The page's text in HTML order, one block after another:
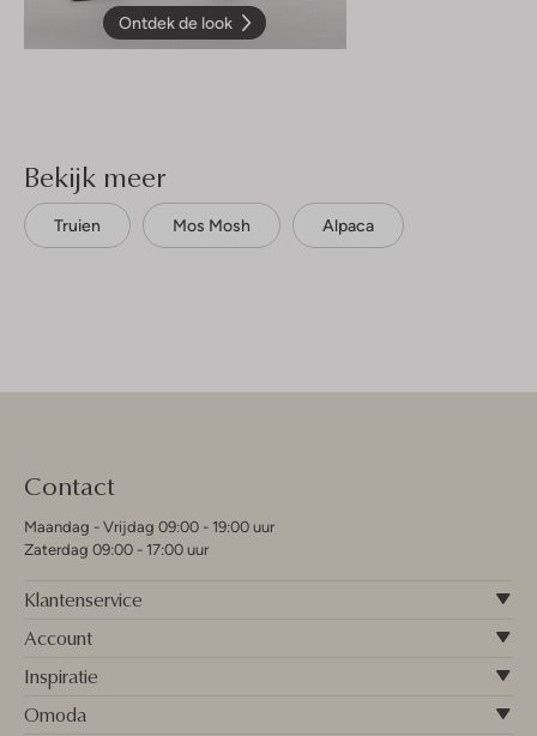
Ontdek de look
Bekijk meer
Truien Mos Mosh Alpaca
Contact
Maandag - Vrijdag 09:00 - 19:00 uur
Zaterdag 09:00 - 17:00 uur
Klantenservice
Account
Inspiratie
Omoda